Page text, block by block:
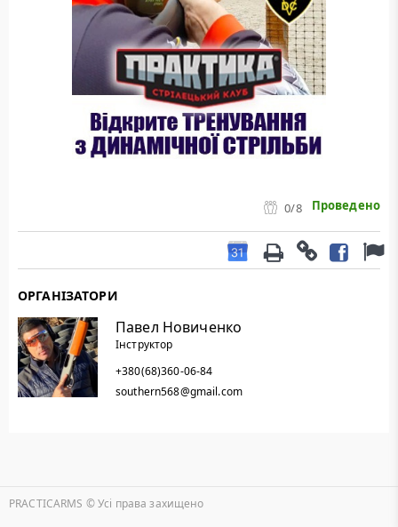
0/8 Проведено
ОРГАНІЗАТОРИ
Павел Новиченко
Інструктор
+380(68)360-06-84
southern568@gmail.com
PRACTICARMS © Уcі права захищено